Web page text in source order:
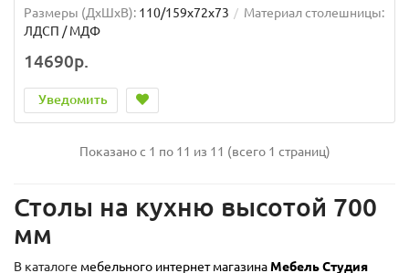
Размеры (ДхШxВ): 110/159х72х73
Материал столешницы:
ЛДСП / МДФ
14690р.
Уведомить
Показано с 1 по 11 из 11 (всего 1 страниц)
Столы на кухню высотой 700
мм
В каталоге мебельного интернет магазина Мебель Студия